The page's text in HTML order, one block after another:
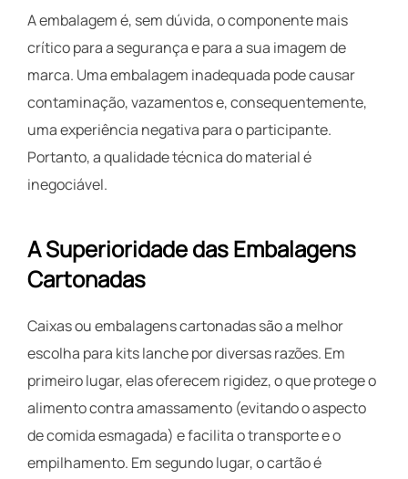
A embalagem é, sem dúvida, o componente mais
crítico para a segurança e para a sua imagem de
marca. Uma embalagem inadequada pode causar
contaminação, vazamentos e, consequentemente,
uma experiência negativa para o participante.
Portanto, a qualidade técnica do material é
inegociável.
A Superioridade das Embalagens
Cartonadas
Caixas ou embalagens cartonadas são a melhor
escolha para kits lanche por diversas razões. Em
primeiro lugar, elas oferecem rigidez, o que protege o
alimento contra amassamento (evitando o aspecto
de comida esmagada) e facilita o transporte e o
empilhamento. Em segundo lugar, o cartão é